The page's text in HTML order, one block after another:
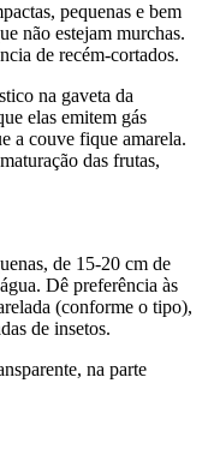
pequenas e bem
não estejam murchas.
de recém-cortados.
na gaveta da
elas emitem gás
a couve fique amarela.
das frutas,
de 15-20 cm de
Dê preferência às
(conforme o tipo),
de insetos.
na parte